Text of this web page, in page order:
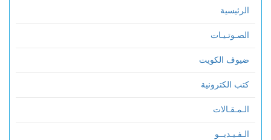
الرئيسية
الصـوتـيـات
ضيوف الكويت
كتب الكترونية
الـمـقـالات
الـفـيـديــو